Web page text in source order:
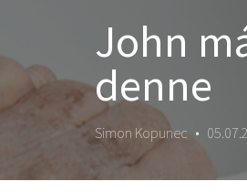
John
denne
Simon Kopunec •